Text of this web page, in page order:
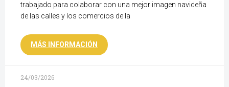
trabajado para colaborar con una mejor imagen navideña
de las calles y los comercios de la
MÁS INFORMACIÓN
24/03/2026